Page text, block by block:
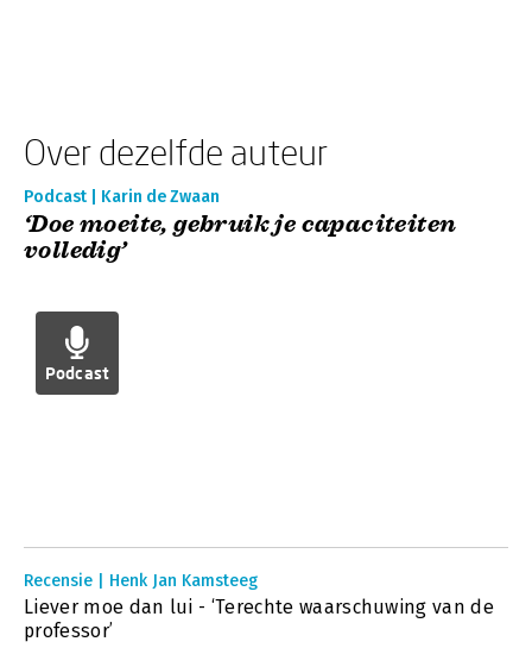
Over dezelfde auteur
Podcast | Karin de Zwaan
‘Doe moeite, gebruik je capaciteiten
volledig’
Podcast
Recensie | Henk Jan Kamsteeg
Liever moe dan lui - ‘Terechte waarschuwing van de
professor’